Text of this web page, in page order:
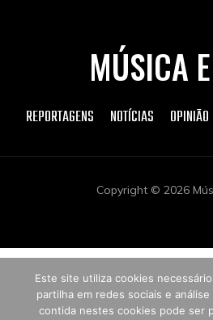
MÚSICA
REPORTAGENS NOTÍCIAS OPINIÃO
Copyright © 2026
Este site utiliza cookies
partilha em redes sociais e
contida nestes cookies pode ser